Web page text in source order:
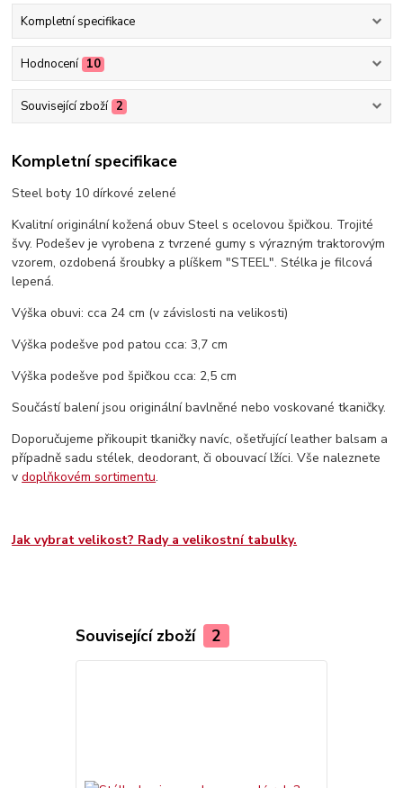
Kompletní specifikace
Hodnocení 10
Související zboží 2
Kompletní specifikace
Steel boty 10 dírkové zelené
Kvalitní originální kožená obuv Steel s ocelovou špičkou. Trojité
švy. Podešev je vyrobena z tvrzené gumy s výrazným traktorovým
vzorem, ozdobená šroubky a plíškem "STEEL". Stélka je filcová
lepená.
Výška obuvi: cca 24 cm (v závislosti na velikosti)
Výška podešve pod patou cca: 3,7 cm
Výška podešve pod špičkou cca: 2,5 cm
Součástí balení jsou originální bavlněné nebo voskované tkaničky.
Doporučujeme přikoupit tkaničky navíc, ošetřující leather balsam a
případně sadu stélek, deodorant, či obouvací lžíci. Vše naleznete
vdoplňkovém sortimentu.
Jak vybrat velikost? Rady a velikostní tabulky.
Související zboží 2